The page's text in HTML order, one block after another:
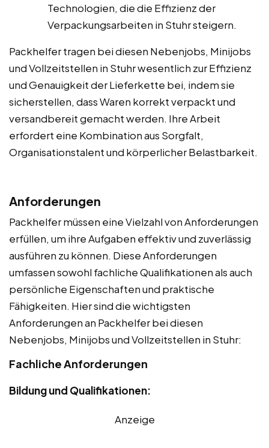
Technologien, die die Effizienz der
Verpackungsarbeiten in Stuhr steigern.
Packhelfer tragen bei diesen Nebenjobs, Minijobs
und Vollzeitstellen in Stuhr wesentlich zur Effizienz
und Genauigkeit der Lieferkette bei, indem sie
sicherstellen, dass Waren korrekt verpackt und
versandbereit gemacht werden. Ihre Arbeit
erfordert eine Kombination aus Sorgfalt,
Organisationstalent und körperlicher Belastbarkeit.
Anforderungen
Packhelfer müssen eine Vielzahl von Anforderungen
erfüllen, um ihre Aufgaben effektiv und zuverlässig
ausführen zu können. Diese Anforderungen
umfassen sowohl fachliche Qualifikationen als auch
persönliche Eigenschaften und praktische
Fähigkeiten. Hier sind die wichtigsten
Anforderungen an Packhelfer bei diesen
Nebenjobs, Minijobs und Vollzeitstellen in Stuhr:
Fachliche Anforderungen
Bildung und Qualifikationen:
Anzeige